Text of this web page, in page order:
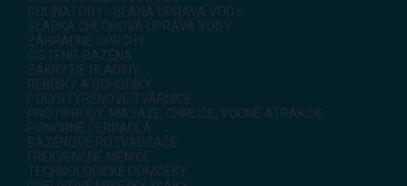
SOLINÁTORY - SLANÁ ÚPRAVA VODY
SLADKÁ CHLÓROVÁ ÚPRAVA VODY
ZÁHRADNÉ SPRCHY
ČISTENIE BAZÉNA
ZAKRYTIE HLADINY
REBRÍKY A SCHODÍKY
POLYSTYRÉNOVÉ TVÁRNICE
PROTIPRÚDY, MASÁŽE, CHRLIČE, VODNÉ ATRAKCIE
PONORNÉ ČERPADLÁ
BAZÉNOVÉ ROZVÁDZAČE
FREKVENČNÉ MENIČE
TECHNOLOGICKÉ DOMČEKY